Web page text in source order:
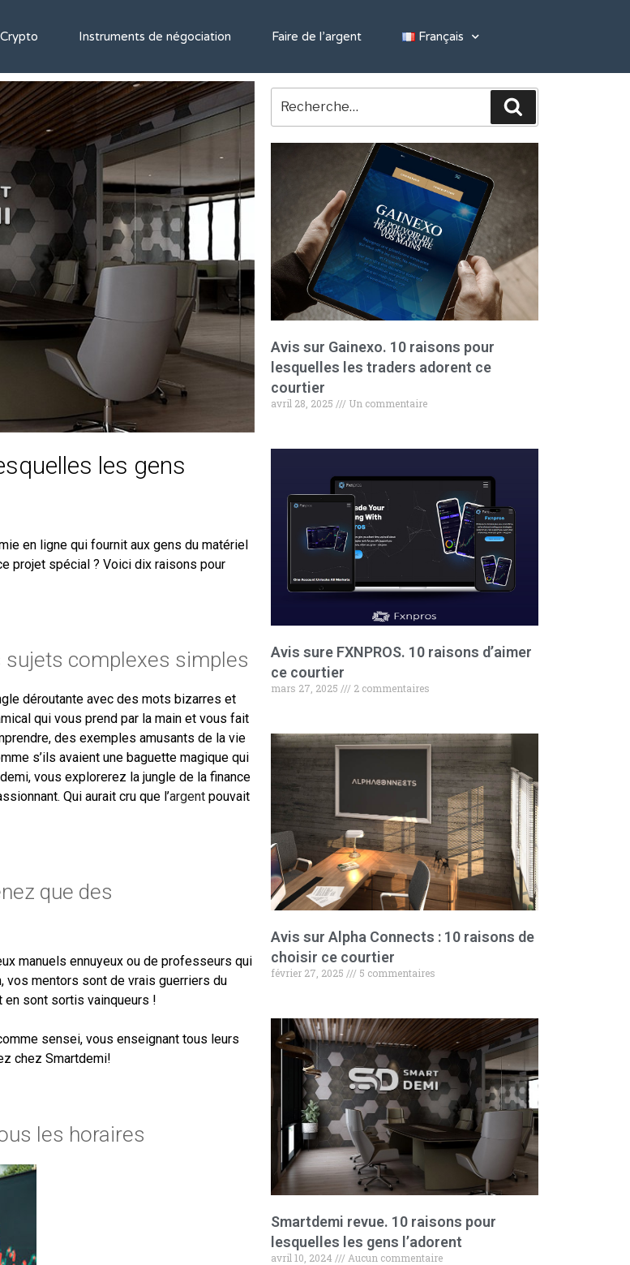
Crypto Instruments de négociation Faire de l’argent Français
les gens
en ligne qui fournit aux gens du matériel
projet spécial ? Voici dix raisons pour
sujets complexes simples
déroutante avec des mots bizarres et
qui vous prend par la main et vous fait
des exemples amusants de la vie
s’ils avaient une baguette magique qui
vous explorerez la jungle de la finance
Qui aurait cru que l’argent pouvait
que des
manuels ennuyeux ou de professeurs qui
vos mentors sont de vrais guerriers du
sont sortis vainqueurs !
sensei, vous enseignant tous leurs
chez Smartdemi!
les horaires
Avis sur Gainexo. 10 raisons pour
lesquelles les traders adorent ce
courtier
avril 28, 2025 Un commentaire
Avis sure FXNPROS. 10 raisons d’aimer
ce courtier
mars 27, 2025 2 commentaires
Avis sur Alpha Connects : 10 raisons de
choisir ce courtier
février 27, 2025 5 commentaires
Smartdemi revue. 10 raisons pour
lesquelles les gens l’adorent
avril 10, 2024 Aucun commentaire